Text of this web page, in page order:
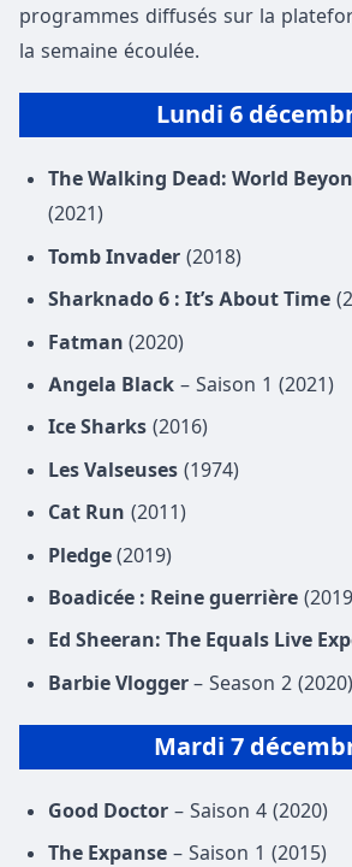
programmes diffusés sur la
la semaine écoulée.
Lundi 6
The Walking Dead: World
(2021)
Tomb Invader (2018)
Sharknado 6 : It’s About Time
Fatman (2020)
Angela Black – Saison 1 (2021)
Ice Sharks (2016)
Les Valseuses (1974)
Cat Run (2011)
Pledge (2019)
Boadicée : Reine guerrière
Ed Sheeran: The Equals Live
Barbie Vlogger – Season 2 (2020)
Mardi 7
Good Doctor – Saison 4 (2020)
The Expanse – Saison 1 (2015)